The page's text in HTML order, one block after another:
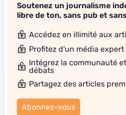
Soutenez un journalisme
libre de ton, sans pub et
Accédez en illimité aux
Profitez d'un média
Intégrez la communauté
débats
Partagez des articles
Abonnez-vous